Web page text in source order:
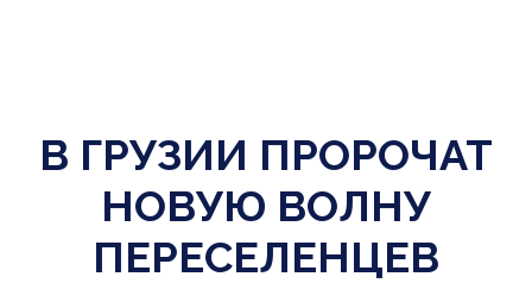
В ГРУЗИИ ПРОРОЧАТ
НОВУЮ ВОЛНУ
ПЕРЕСЕЛЕНЦЕВ